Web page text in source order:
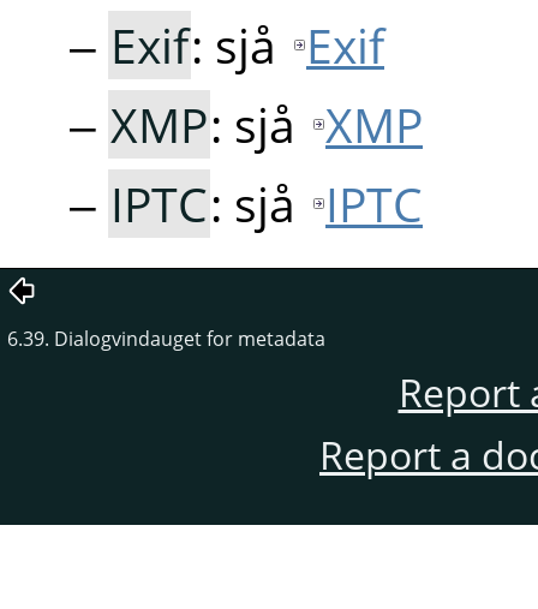
Exif: sjå Exif
XMP: sjå XMP
IPTC: sjå IPTC
6.39. Dialogvindauget for metadata
Report
Report a